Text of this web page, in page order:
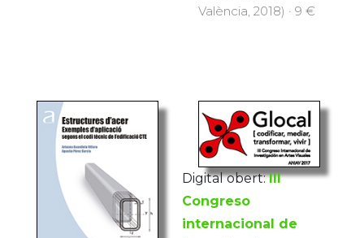
València, 2018) · 9 €
Digital obert: III
Congreso
internacional de